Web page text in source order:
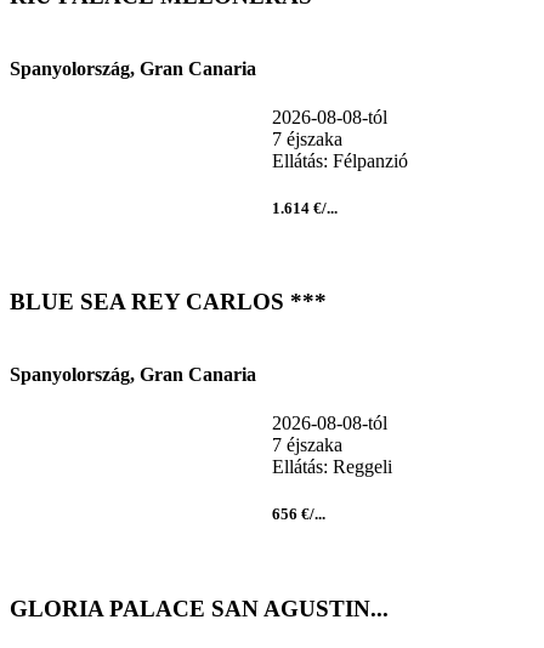
Spanyolország, Gran Canaria
2026-08-08-tól
7 éjszaka
Ellátás: Félpanzió
1.614 €/...
BLUE SEA REY CARLOS ***
Spanyolország, Gran Canaria
2026-08-08-tól
7 éjszaka
Ellátás: Reggeli
656 €/...
GLORIA PALACE SAN AGUSTIN...